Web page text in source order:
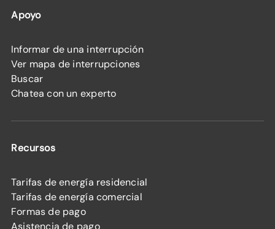
Apoyo
Informar de una interrupción
Ver mapa de interrupciones
Buscar
Chatea con un experto
Recursos
Tarifas de energía residencial
Tarifas de energía comercial
Formas de pago
Asistencia de pago